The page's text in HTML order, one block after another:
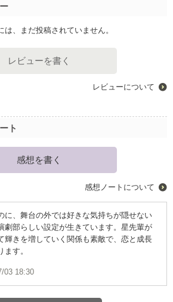
は、まだ投稿されていません。
レビューを書く
レビューについて
ト
感想を書く
感想ノートについて
に、舞台の外では好きな気持ちが隠せない
劇部らしい設定が生きています。星先輩が
輝きを増していく関係も素敵で、恋と成長
す。
03 18:30